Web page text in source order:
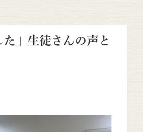
」生徒さんの声と